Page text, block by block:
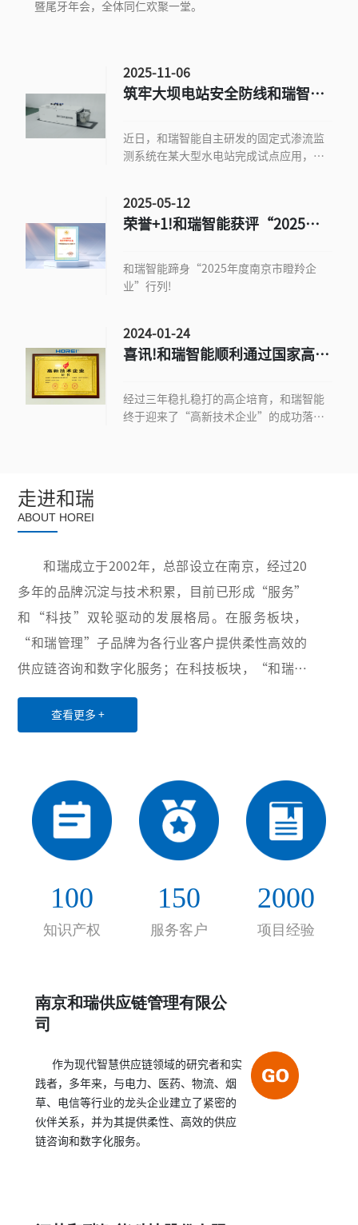
暨尾牙年会，全体同仁欢聚一堂。
2025-11-06
筑牢大坝电站安全防线和瑞智能
近日，和瑞智能自主研发的固定式渗流监
测系统在某大型水电站完成试点应用，为
2025-05-12
荣誉+1!和瑞智能获评“2025年
和瑞智能蹄身“2025年度南京市瞪羚企
业”行列!
2024-01-24
喜讯!和瑞智能顺利通过国家高新
经过三年稳扎稳打的高企培育，和瑞智能
终于迎来了“高新技术企业”的成功落
走进和瑞
ABOUT HOREI
和瑞成立于2002年，总部设立在南京，经过20
多年的品牌沉淀与技术积累，目前已形成“服务”
和“科技”双轮驱动的发展格局。在服务板块，
“和瑞管理”子品牌为各行业客户提供柔性高效的
供应链咨询和数字化服务；在科技板块，“和瑞智
业互联网三大领域，致力于为世界各地用户提供创
经验以及高效优质的售后服务，公司业务已覆盖全
国20余个省份和直辖市，并与电力、医药、水务、
第三方物流等行业的众多龙头企业建立了长期稳定
绩效提高。
查看更多 +
100
知识产权
150
服务客户
2000
项目经验
南京和瑞供应链管理有限公
司
作为现代智慧供应链领域的研究者和实
践者，多年来，与电力、医药、物流、烟
草、电信等行业的龙头企业建立了紧密的
伙伴关系，并为其提供柔性、高效的供应
链咨询和数字化服务。